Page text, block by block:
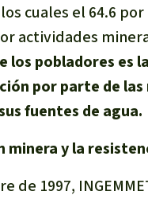
cuales el 64.6
actividades
los pobladores es
por parte de las
fuentes de agua.
minera y la
de 1997,